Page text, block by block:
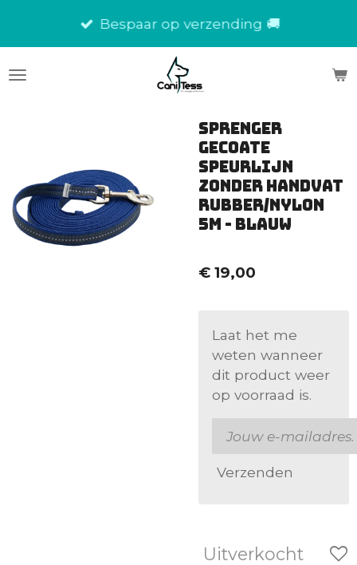
de
Bespaar op verzending 🚚
Sprenger
Gecoate
speurlijn
zonder Handvat
rubber/nylon
5m - blauw
€ 19,00
Laat het me
weten wanneer
dit product weer
op voorraad is.
Verzenden
Uitverkocht